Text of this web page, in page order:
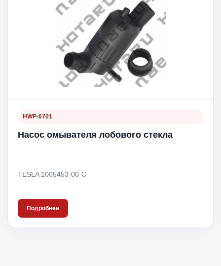
HWP-6701
Насос омывателя лобового стекла
TESLA 1005453-00-C
Подробнее